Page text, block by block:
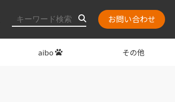
お問い合わせ
aibo その他